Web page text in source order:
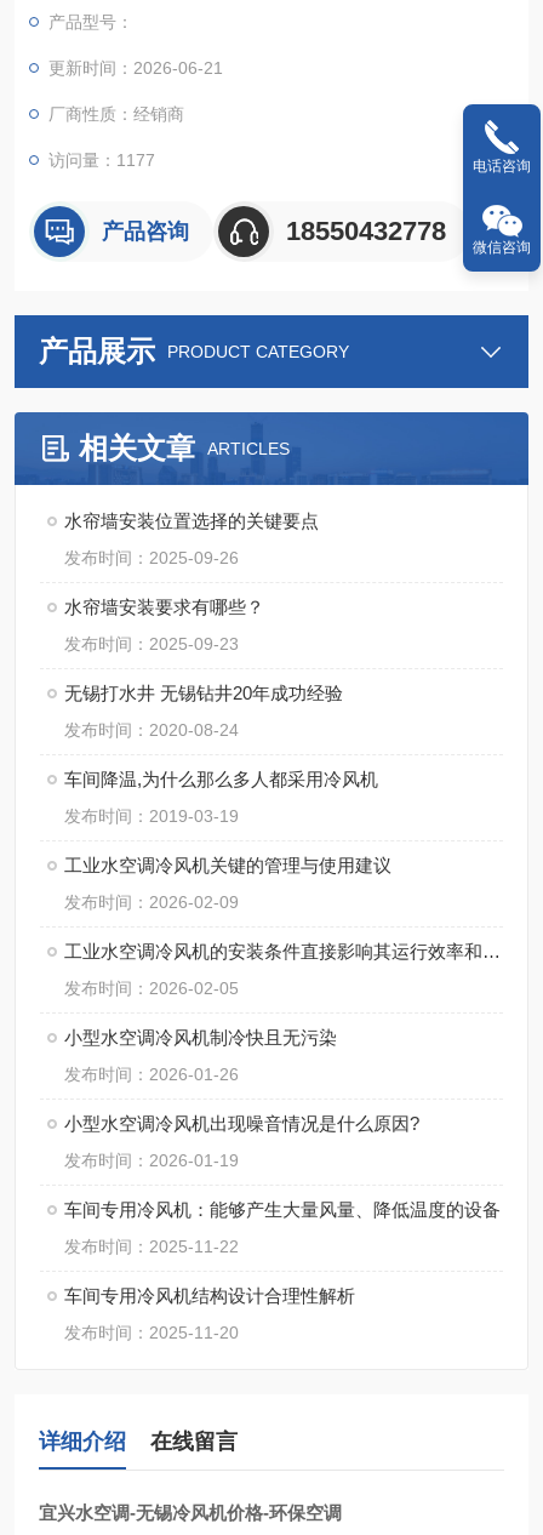
产品型号：
更新时间：2026-06-21
厂商性质：经销商
访问量：1177
产品咨询 18550432778
产品展示 PRODUCT CATEGORY
相关文章 ARTICLES
水帘墙安装位置选择的关键要点
发布时间：2025-09-26
水帘墙安装要求有哪些？
发布时间：2025-09-23
无锡打水井 无锡钻井20年成功经验
发布时间：2020-08-24
车间降温,为什么那么多人都采用冷风机
发布时间：2019-03-19
工业水空调冷风机关键的管理与使用建议
发布时间：2026-02-09
工业水空调冷风机的安装条件直接影响其运行效率和使用寿命
发布时间：2026-02-05
小型水空调冷风机制冷快且无污染
发布时间：2026-01-26
小型水空调冷风机出现噪音情况是什么原因?
发布时间：2026-01-19
车间专用冷风机：能够产生大量风量、降低温度的设备
发布时间：2025-11-22
车间专用冷风机结构设计合理性解析
发布时间：2025-11-20
详细介绍 在线留言
宜兴水空调-无锡冷风机价格-环保空调
电话咨询
微信咨询